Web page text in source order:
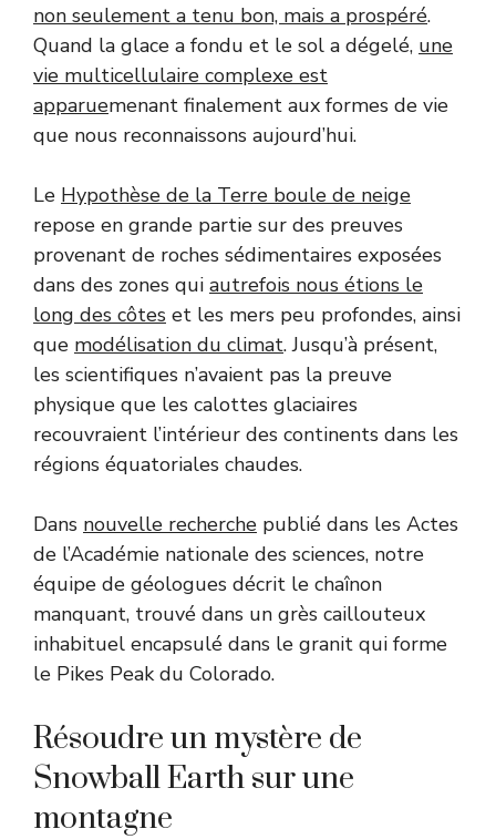
non seulement a tenu bon, mais a prospéré.
Quand la glace a fondu et le sol a dégelé, une
vie multicellulaire complexe est
apparuemenant finalement aux formes de vie
que nous reconnaissons aujourd’hui.
Le Hypothèse de la Terre boule de neige
repose en grande partie sur des preuves
provenant de roches sédimentaires exposées
dans des zones qui autrefois nous étions le
long des côtes et les mers peu profondes, ainsi
que modélisation du climat. Jusqu’à présent,
les scientifiques n’avaient pas la preuve
physique que les calottes glaciaires
recouvraient l’intérieur des continents dans les
régions équatoriales chaudes.
Dans nouvelle recherche publié dans les Actes
de l’Académie nationale des sciences, notre
équipe de géologues décrit le chaînon
manquant, trouvé dans un grès caillouteux
inhabituel encapsulé dans le granit qui forme
le Pikes Peak du Colorado.
Résoudre un mystère de
Snowball Earth sur une
montagne